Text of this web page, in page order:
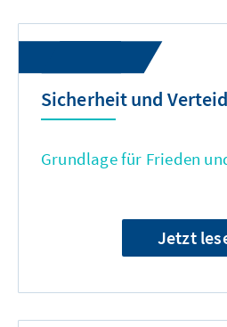
Sicherheit und
Grundlage für Frieden
Jetzt